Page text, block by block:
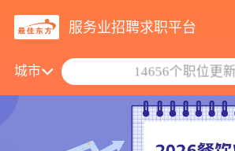
服务业招聘求职平台
城市
搜索职位/公司